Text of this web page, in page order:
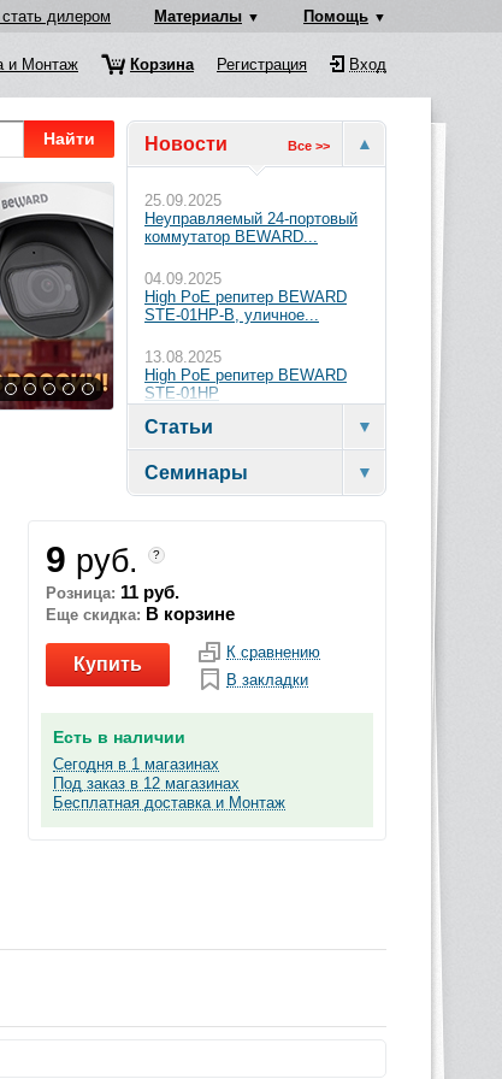
стать дилером Материалы Помощь
и Монтаж Корзина Регистрация Вход
Новости Все >>
25.09.2025
Неуправляемый 24-портовый
коммутатор BEWARD...
04.09.2025
High PoE репитер BEWARD
STE-01HP-B, уличное...
13.08.2025
High PoE репитер BEWARD
STE-01HP
Статьи
Семинары
Найти
9 руб. ?
Розница: 11 руб.
Еще скидка: В корзине
Купить
К сравнению
В закладки
Есть в наличии
Сегодня в 1 магазинах
Под заказ в 12 магазинах
Бесплатная доставка и Монтаж